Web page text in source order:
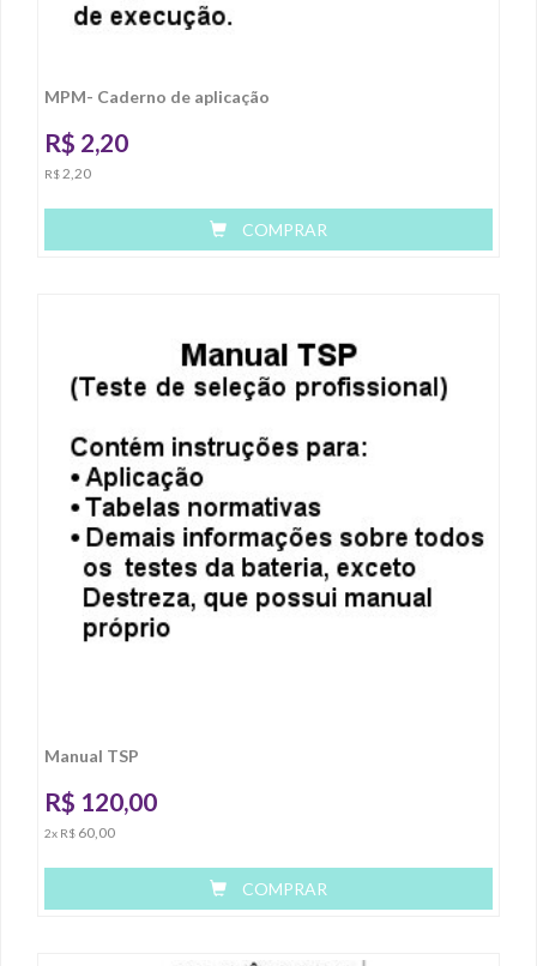
MPM- Caderno de aplicação
R$ 2,20
R$2,20
COMPRAR
Manual TSP
R$ 120,00
2x R$ 60,00
COMPRAR